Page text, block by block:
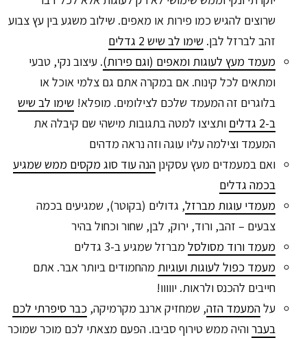
שרוצים להגיש כמו פירות או מאפים. שילוב משגע בין עץ צבוע
זהב לברזל לבן. שימו לב שיש 2 גדלים
מעמד מעץ לעוגות ומאפים (וגם פירות). עיצוב נקי, טבעי
ומתאים לכל קינוח. אם במקרה אתם גם צלמי אוכל או
בלוגרים זה המעמד שלכם לצילומים. מופלא! שימו לב שיש
ב-2 גדלים
ותציצו למטה בתגובות מישהי שם קיבלה את
המעמד וצילמה עליו עוגה וזה נראה מדהים
ואם במעמדים מעץ עסקינן הנה עוד סוג מקסים ממש שמגיע
בכמה גדלים
מעמדי עוגות מברזל, גדולים (בקוטר), שמגיעים בכמה
צבעים – זהב, ורוד, ירוק, לבן, שחור וכחול בהיר
מעמד ורוד מסולסל מברזל שמגיע ב-3 גדלים
מעמד כפול לעוגות ועוגיות מהחמודים ביותר אבר. אתם
חייבים להכנס ולראות. יווווו!
עלהמעמד הזה, שמחזיק ארנב מקרמיקה, כבר סיפרתי לכם
בעברוהיה ממש טירוף סביבו. הפעם מצאתי לכם מוכר שמוכר